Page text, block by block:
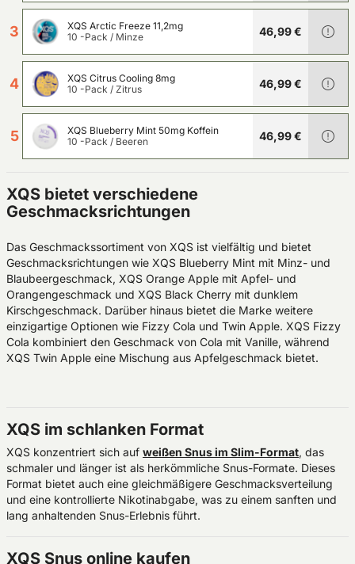
3
XQS Arctic Freeze 11,2mg
10 -Pack / Minze 46,99 €
4
XQS Citrus Cooling 8mg
10 -Pack / Zitrus 46,99 €
5
XQS Blueberry Mint 50mg Koffein
10 -Pack / Beeren 46,99 €
XQS bietet verschiedene
Geschmacksrichtungen
Das Geschmackssortiment von XQS ist vielfältig und bietet
Geschmacksrichtungen wie XQS Blueberry Mint mit Minz- und
Blaubeergeschmack, XQS Orange Apple mit Apfel- und
Orangengeschmack und XQS Black Cherry mit dunklem
Kirschgeschmack. Darüber hinaus bietet die Marke weitere
einzigartige Optionen wie Fizzy Cola und Twin Apple. XQS Fizzy
Cola kombiniert den Geschmack von Cola mit Vanille, während
XQS Twin Apple eine Mischung aus Apfelgeschmack bietet.
XQS im schlanken Format
XQS konzentriert sich auf weißen Snus im Slim-Format, das
schmaler und länger ist als herkömmliche Snus-Formate. Dieses
Format bietet auch eine gleichmäßigere Geschmacksverteilung
und eine kontrollierte Nikotinabgabe, was zu einem sanften und
lang anhaltenden Snus-Erlebnis führt.
XQS Snus online kaufen